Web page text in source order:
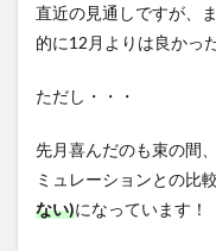
直近の見通しですが、
的に12月よりは良かっ
ただし・・・
先月喜んだのも束の間
ミュレーションとの比
ない)になっています！